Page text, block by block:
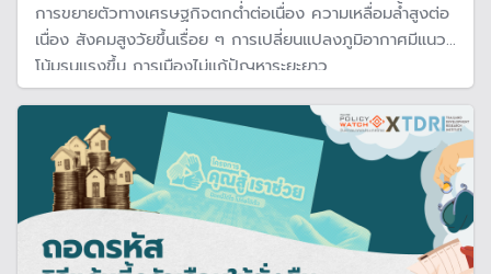
การขยายตัวทางเศรษฐกิจตกต่ำต่อเนื่อง ความเหลื่อมล้ำสูงต่อ
เนื่อง สังคมสูงวัยขึ้นเรื่อย ๆ การเปลี่ยนแปลงภูมิอากาศมีแนว
โน้มรุนแรงขึ้น การเมืองไม่แก้ปัญหาระยะยาว